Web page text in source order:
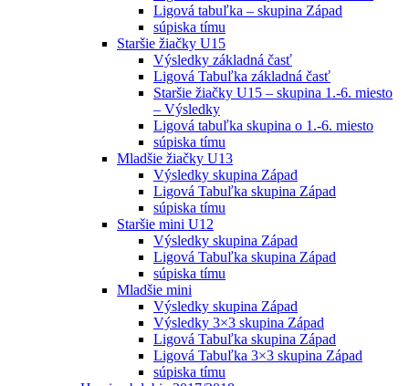
Ligová tabuľka – skupina Západ
súpiska tímu
Staršie žiačky U15
Výsledky základná časť
Ligová Tabuľka základná časť
Staršie žiačky U15 – skupina 1.-6. miesto
– Výsledky
Ligová tabuľka skupina o 1.-6. miesto
súpiska tímu
Mladšie žiačky U13
Výsledky skupina Západ
Ligová Tabuľka skupina Západ
súpiska tímu
Staršie mini U12
Výsledky skupina Západ
Ligová Tabuľka skupina Západ
súpiska tímu
Mladšie mini
Výsledky skupina Západ
Výsledky 3×3 skupina Západ
Ligová Tabuľka skupina Západ
Ligová Tabuľka 3×3 skupina Západ
súpiska tímu